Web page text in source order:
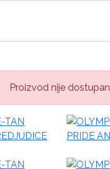
Proizvod nije dostupan